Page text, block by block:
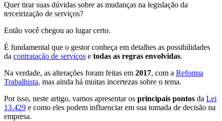
Quer tirar suas dúvidas sobre as mudanças na legislação da
terceirização de serviços?
Então você chegou ao lugar certo.
É fundamental que o gestor conheça em detalhes as possibilidades
da contratação de serviços e todas as regras envolvidas.
Na verdade, as alterações foram feitas em 2017, com a Reforma
Trabalhista, mas ainda há muitas incertezas sobre o tema.
Por isso, neste artigo, vamos apresentar os principais pontos da Lei
13.429 e como eles podem influenciar em sua tomada de decisão na
empresa.